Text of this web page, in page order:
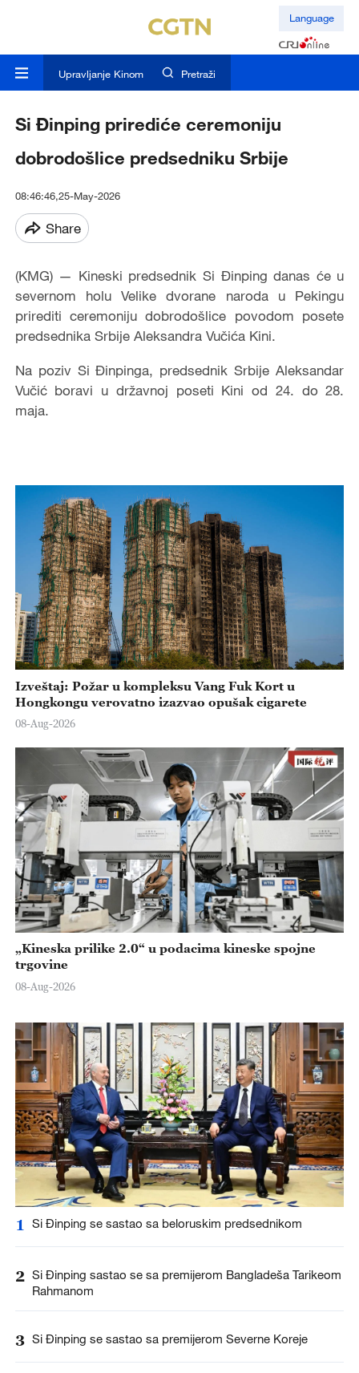
Language
Upravljanje Kinom Pretraži
Si Đinping prirediće ceremoniju
dobrodošlice predsedniku Srbije
08:46:46,25-May-2026
Share
(KMG) — Kineski predsednik Si Đinping danas će u
severnom holu Velike dvorane naroda u Pekingu
prirediti ceremoniju dobrodošlice povodom posete
predsednika Srbije Aleksandra Vučića Kini.
Na poziv Si Đinpinga, predsednik Srbije Aleksandar
Vučić boravi u državnoj poseti Kini od 24. do 28.
maja.
Izveštaj: Požar u kompleksu Vang Fuk Kort u
Hongkongu verovatno izazvao opušak cigarete
08-Aug-2026
„Kineska prilike 2.0“ u podacima kineske spojne
trgovine
08-Aug-2026
1 Si Đinping se sastao sa beloruskim predsednikom
2 Si Đinping sastao se sa premijerom Bangladeša Tarikeom
Rahmanom
3 Si Đinping se sastao sa premijerom Severne Koreje